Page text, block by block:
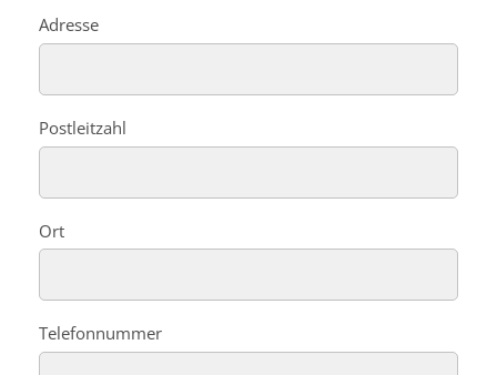
Adresse
Postleitzahl
Ort
Telefonnummer